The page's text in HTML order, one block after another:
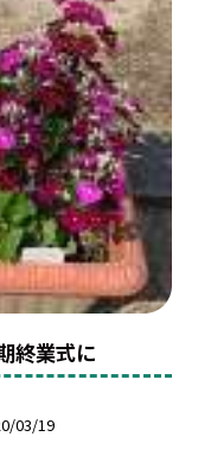
終業式に
03/19